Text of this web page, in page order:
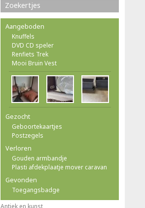
Zoekertjes
Aangeboden
Knuffels
DVD CD speler
Renfiets Trek
Mooi Bruin Vest
Gezocht
Geboortekaartjes
Postzegels
Verloren
Gouden armbandje
Plasti afdekplaatje mover caravan
Gevonden
Toegangsbadge
Antiek en kunst